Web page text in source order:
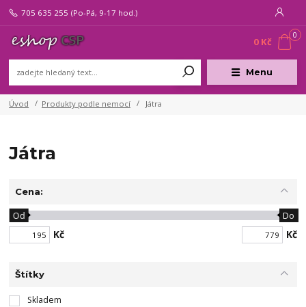
Menu
705 635 255 (Po-Pá, 9-17 hod.)
0
0 Kč
Úvod Produkty podle nemocí Játra
Játra
Cena:
Kč
Od Do
Kč
Štítky
Skladem